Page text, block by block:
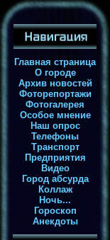
Главная страница
О городе
Архив новостей
Фоторепортажи
Фотогалерея
Особое мнение
Наш опрос
Телефоны
Транспорт
Предприятия
Видео
Город абсурда
Коллаж
Ночь...
Гороскоп
Анекдоты